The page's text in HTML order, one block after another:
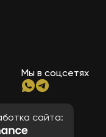
Мы в соцсетях
сайта: